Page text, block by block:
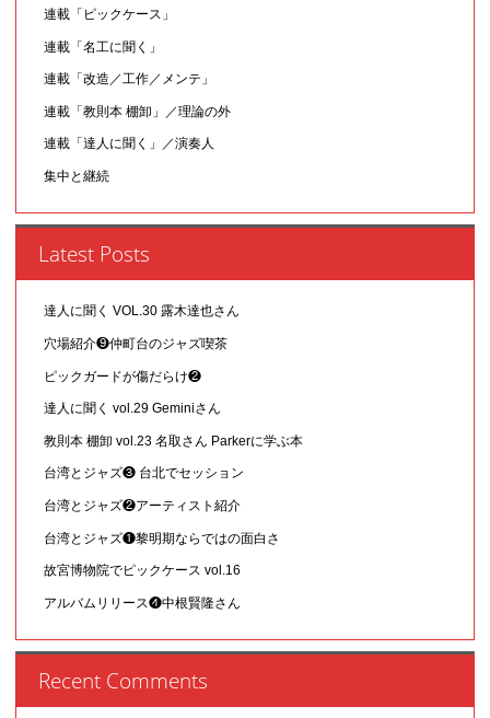
連載「ピックケース」
連載「名工に聞く」
連載「改造／工作／メンテ」
連載「教則本 棚卸」／理論の外
連載「達人に聞く」／演奏人
集中と継続
Latest Posts
達人に聞く VOL.30 露木達也さん
穴場紹介❾仲町台のジャズ喫茶
ピックガードが傷だらけ❷
達人に聞く vol.29 Geminiさん
教則本 棚卸 vol.23 名取さん Parkerに学ぶ本
台湾とジャズ❸ 台北でセッション
台湾とジャズ❷アーティスト紹介
台湾とジャズ❶黎明期ならではの面白さ
故宮博物院でピックケース vol.16
アルバムリリース❹中根賢隆さん
Recent Comments